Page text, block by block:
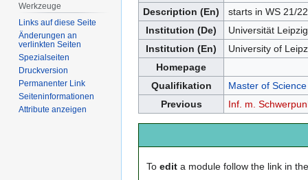
Description (En)
starts in WS 21/22
Institution (De)
Universität Leipzig
Institution (En)
University of
Homepage
Qualifikation
Master of Science
Previous
Inf. m.
Toedit a module follow the link in
Werkzeuge
Links auf diese Seite
Änderungen an
verlinkten Seiten
Spezialseiten
Druckversion
Permanenter Link
Seiten­­informationen
Attribute anzeigen